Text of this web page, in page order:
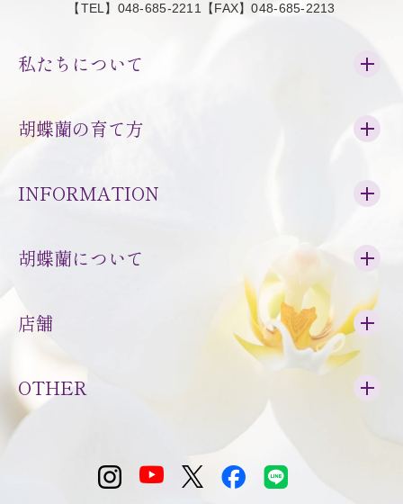
【TEL】048-685-2211【FAX】048-685-2213
私たちについて
胡蝶蘭の育て方
INFORMATION
胡蝶蘭について
店舗
OTHER